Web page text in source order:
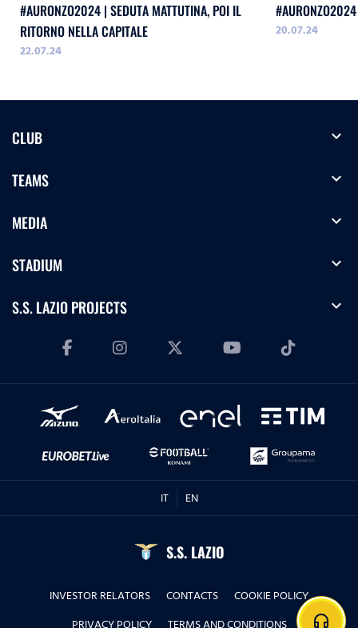
#AURONZO2024 | SEDUTA MATTUTINA, POI IL
RITORNO NELLA CAPITALE
22.07.24
20.07.24
CLUB expand_more
TEAMS expand_more
MEDIA expand_more
STADIUM expand_more
S.S. LAZIO PROJECTS expand_more
IT EN
S.S. LAZIO
INVESTOR RELATORS CONTACTS
COOKIE POLICY
headphones